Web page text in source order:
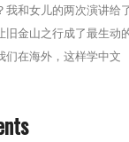
我和女儿的两次演讲给
旧金山之行成了最生动
们在海外，这样学中文